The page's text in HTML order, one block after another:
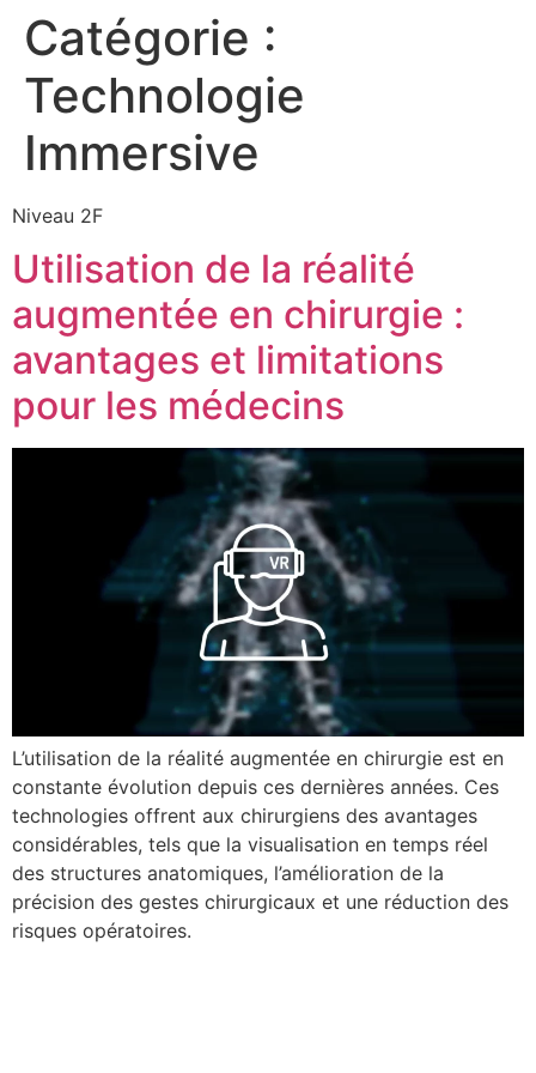
Catégorie :
Technologie
Immersive
Niveau 2F
Utilisation de la réalité
augmentée en chirurgie :
avantages et limitations
pour les médecins
L’utilisation de la réalité augmentée en chirurgie est en
constante évolution depuis ces dernières années. Ces
technologies offrent aux chirurgiens des avantages
considérables, tels que la visualisation en temps réel
des structures anatomiques, l’amélioration de la
précision des gestes chirurgicaux et une réduction des
risques opératoires.